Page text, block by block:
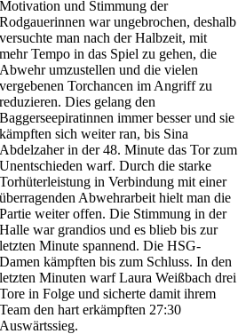
Motivation und Stimmung der
Rodgauerinnen war ungebrochen, deshalb
versuchte man nach der Halbzeit, mit
mehr Tempo in das Spiel zu gehen, die
Abwehr umzustellen und die vielen
vergebenen Torchancen im Angriff zu
reduzieren. Dies gelang den
Baggerseepiratinnen immer besser und sie
kämpften sich weiter ran, bis Sina
Abdelzaher in der 48. Minute das Tor zum
Unentschieden warf. Durch die starke
Torhüterleistung in Verbindung mit einer
überragenden Abwehrarbeit hielt man die
Partie weiter offen. Die Stimmung in der
Halle war grandios und es blieb bis zur
letzten Minute spannend. Die HSG-
Damen kämpften bis zum Schluss. In den
letzten Minuten warf Laura Weißbach drei
Tore in Folge und sicherte damit ihrem
Team den hart erkämpften 27:30
Auswärtssieg.